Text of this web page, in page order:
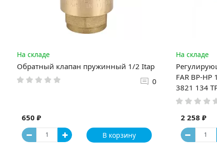
На складе
Обратный клапан пружинный 1/2 Itap
0
650 ₽
В корзину
На складе
FAR ВР-НР
3821 134
2 258 ₽